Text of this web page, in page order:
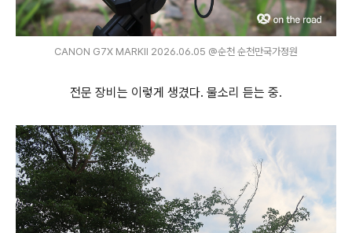
CANON G7X MARKⅡ 2026.06.05 @순천 순천만국가정원
전문 장비는 이렇게 생겼다. 물소리 듣는 중.